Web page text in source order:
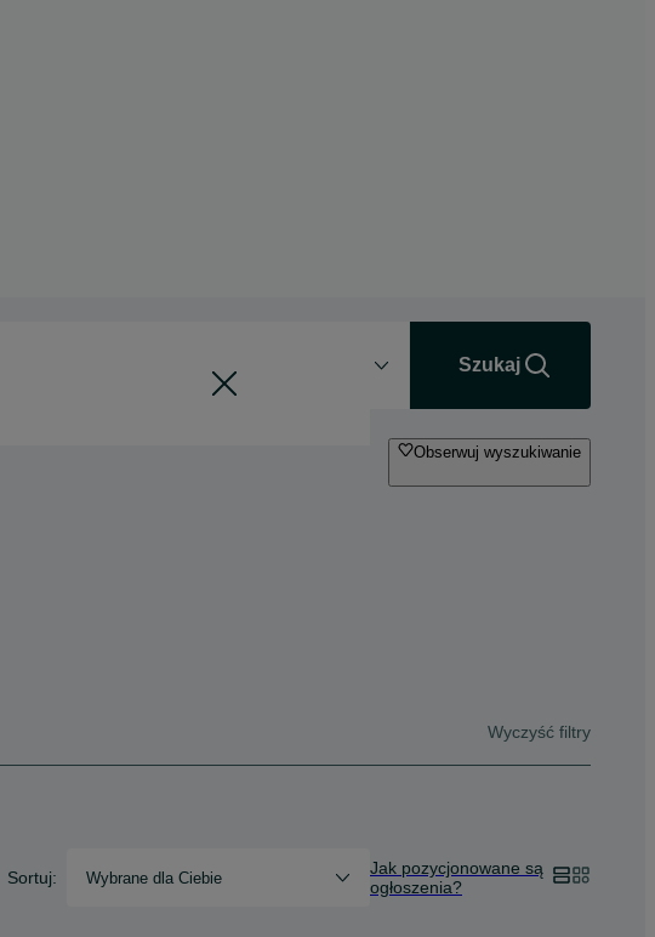
Szukaj
Obserwuj wyszukiwanie
Wyczyść filtry
Sortuj: Wybrane dla Ciebie
Jak pozycjonowane są
ogłoszenia?